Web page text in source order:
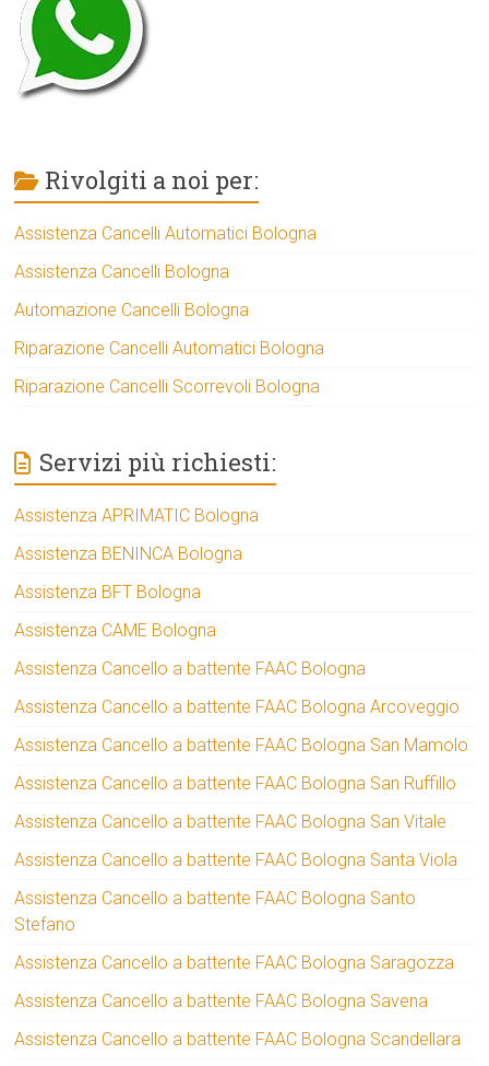
Rivolgiti a noi per:
Assistenza Cancelli Automatici Bologna
Assistenza Cancelli Bologna
Automazione Cancelli Bologna
Riparazione Cancelli Automatici Bologna
Riparazione Cancelli Scorrevoli Bologna
Servizi più richiesti:
Assistenza APRIMATIC Bologna
Assistenza BENINCA Bologna
Assistenza BFT Bologna
Assistenza CAME Bologna
Assistenza Cancello a battente FAAC Bologna
Assistenza Cancello a battente FAAC Bologna Arcoveggio
Assistenza Cancello a battente FAAC Bologna San Mamolo
Assistenza Cancello a battente FAAC Bologna San Ruffillo
Assistenza Cancello a battente FAAC Bologna San Vitale
Assistenza Cancello a battente FAAC Bologna Santa Viola
Assistenza Cancello a battente FAAC Bologna Santo
Stefano
Assistenza Cancello a battente FAAC Bologna Saragozza
Assistenza Cancello a battente FAAC Bologna Savena
Assistenza Cancello a battente FAAC Bologna Scandellara